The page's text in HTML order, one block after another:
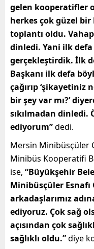
gelen kooperatifler
herkes çok güzel bir
toplantı oldu.
dinledi. Yani ilk
gerçekleştirdik. İlk
Başkanı ilk defa
çağırıp ‘şikayetiniz
bir şey var mı?’
sıkılmadan dinledi.
ediyorum”dedi.
Mersin Minibüsçüler
Minibüs Kooperatifi
ise, “Büyükşehir
Minibüsçüler Esnafı
arkadaşlarımız
ediyoruz. Çok sağ
açısından çok
sağlıklı oldu.”diye